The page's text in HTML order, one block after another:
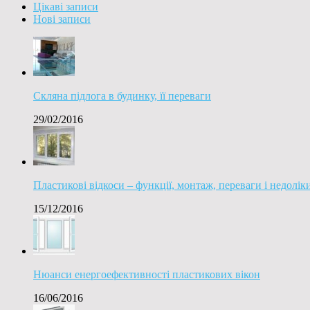
Цікаві записи
Нові записи
Скляна підлога в будинку, її переваги
29/02/2016
Пластикові відкоси – функції, монтаж, переваги і
15/12/2016
Нюанси енергоефективності пластикових вікон
16/06/2016